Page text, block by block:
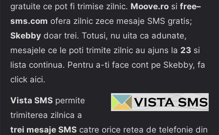
gratuite ce pot fi trimise zilnic. Moove.ro si free–
sms.com ofera zilnic zece mesaje SMS gratis;
Skebby doar trei. Totusi, nu uita ca adunate,
mesajele ce le poti trimite zilnic au ajuns la 23 si
lista continua. Pentru a-ti face cont pe Skebby, fa
click aici.
Vista SMS permite
trimiterea zilnica a
trei mesaje SMS catre orice retea de telefonie din